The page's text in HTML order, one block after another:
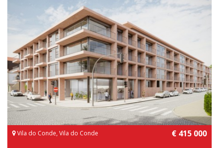
Vila do Conde, Vila do Conde € 415 000